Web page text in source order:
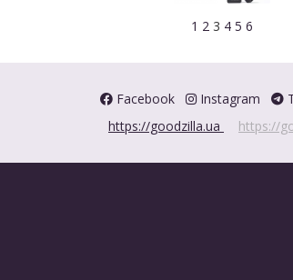
1 2 3 4 5 6
Facebook Instagram
https://goodzilla.ua
https://